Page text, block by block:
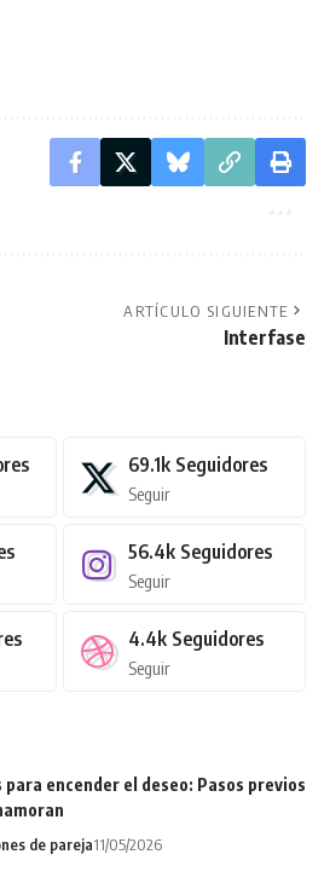
ARTÍCULO SIGUIENTE
Interfase
69.1k Seguidores
Seguir
56.4k Seguidores
Seguir
4.4k Seguidores
Seguir
para encender el deseo: Pasos previos
de pareja11/05/2026